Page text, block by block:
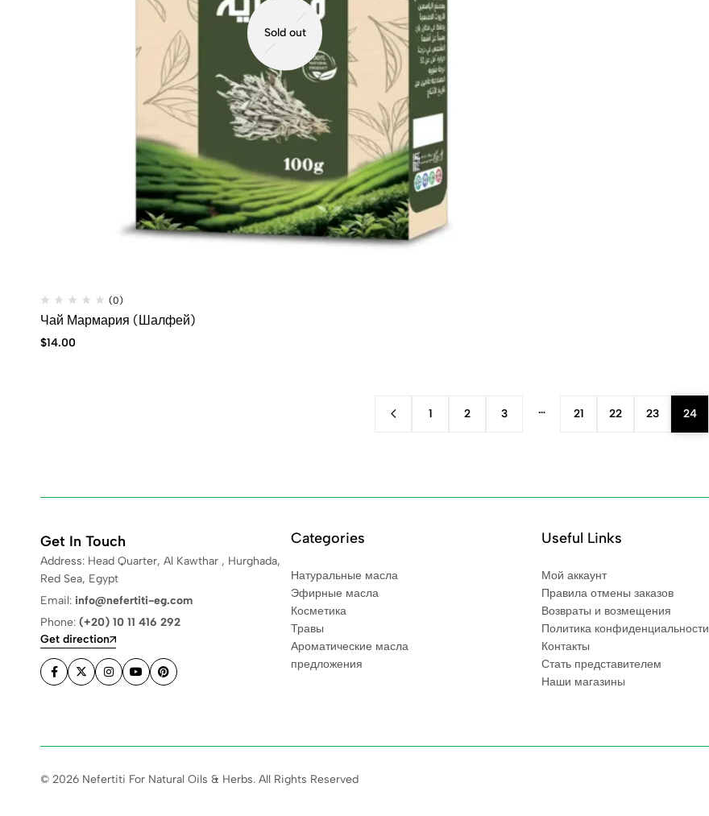
Sold out
(0)
Чай Мармария (Шалфей)
$14.00
1 2 3 … 21 22 23 24
Get In Touch
Address: Head Quarter, Al Kawthar , Hurghada,
Red Sea, Egypt
Email: info@nefertiti-eg.com
Phone: (+20) 10 11 416 292
Get direction
Categories
Натуральные масла
Эфирные масла
Косметика
Травы
Ароматические масла
предложения
Useful Links
Мой аккаунт
Правила отмены заказов
Возвраты и возмещения
Политика конфиденциальности
Контакты
Стать представителем
Наши магазины
© 2026 Nefertiti For Natural Oils & Herbs. All Rights Reserved